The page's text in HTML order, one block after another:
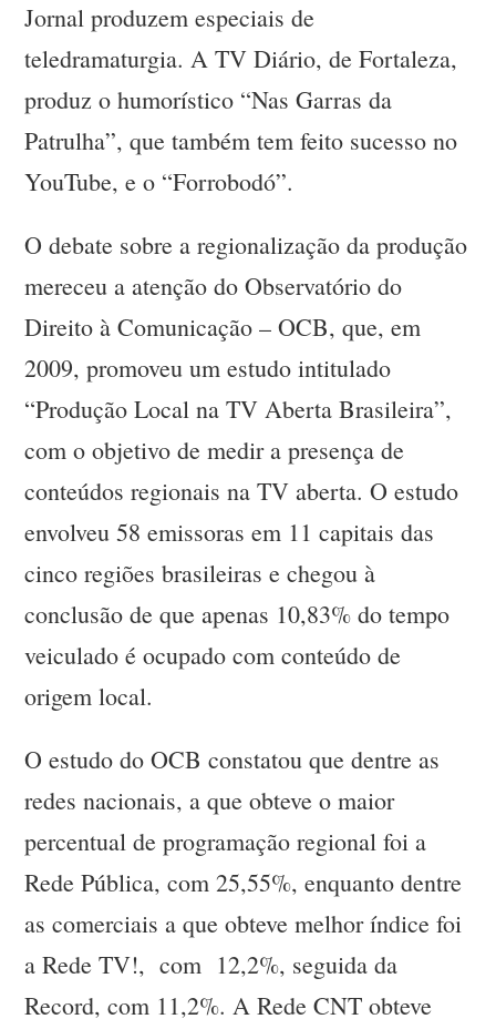
Jornal produzem especiais de
teledramaturgia. A TV Diário, de Fortaleza,
produz o humorístico “Nas Garras da
Patrulha”, que também tem feito sucesso no
YouTube, e o “Forrobodó”.
O debate sobre a regionalização da produção
mereceu a atenção do Observatório do
Direito à Comunicação – OCB, que, em
2009, promoveu um estudo intitulado
“Produção Local na TV Aberta Brasileira”,
com o objetivo de medir a presença de
conteúdos regionais na TV aberta. O estudo
envolveu 58 emissoras em 11 capitais das
cinco regiões brasileiras e chegou à
conclusão de que apenas 10,83% do tempo
veiculado é ocupado com conteúdo de
origem local.
O estudo do OCB constatou que dentre as
redes nacionais, a que obteve o maior
percentual de programação regional foi a
Rede Pública, com 25,55%, enquanto dentre
as comerciais a que obteve melhor índice foi
a Rede TV!, com 12,2%, seguida da
Record, com 11,2%. A Rede CNT obteve